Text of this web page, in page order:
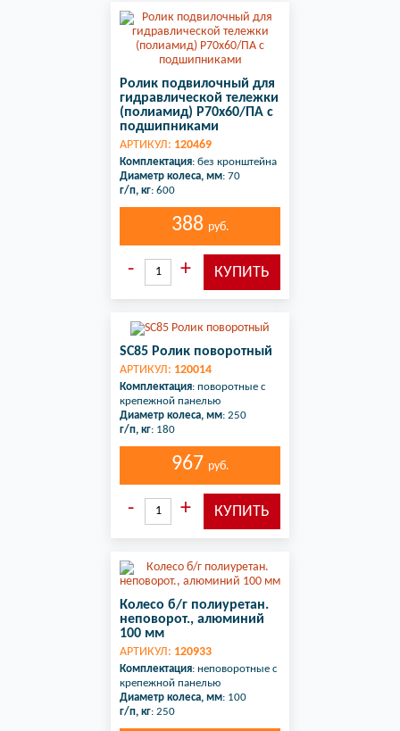
Ролик подвилочный для
гидравлической тележки
(полиамид) Р70х60/ПА с
подшипниками
АРТИКУЛ: 120469
Комплектация: без кронштейна
Диаметр колеса, мм: 70
г/п, кг: 600
388 руб.
SC85 Ролик поворотный
АРТИКУЛ: 120014
Комплектация: поворотные с
крепежной панелью
Диаметр колеса, мм: 250
г/п, кг: 180
967 руб.
Колесо б/г полиуретан.
неповорот., алюминий
100 мм
АРТИКУЛ: 120933
Комплектация: неповоротные с
крепежной панелью
Диаметр колеса, мм: 100
г/п, кг: 250